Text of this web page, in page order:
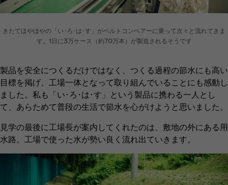
きたてほやほやの「い･ろ･は･す」がベルトコンベアーに乗って次々と流れてきま
す。1日に3万ケース（約70万本）が製造されるそうです
製品を安全につくるだけではなく、つくる過程の節水にも高い
目標を掲げ、工場一体となって取り組んでいることにも感動し
ました。私も「い･ろ･は･す」という製品に携わる一人とし
て、あらためて普段の生活で節水を心がけようと思いました。
見学の最後に工場長が案内してくれたのは、敷地の外にある用
水路。工場で使った水が勢い良く流れ出ていきます。